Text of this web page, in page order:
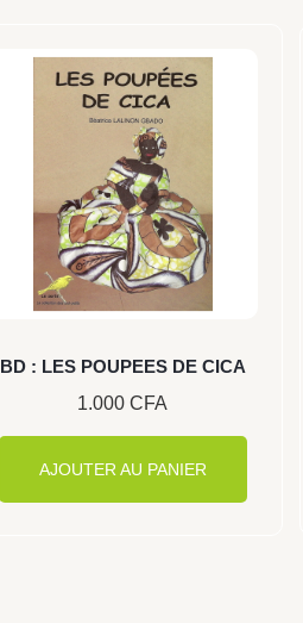
BD : LES POUPEES DE CICA
1.000CFA
AJOUTER AU PANIER